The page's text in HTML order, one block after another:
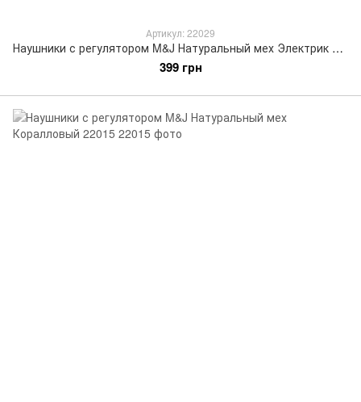
Артикул: 22029
Наушники с регулятором M&J Натуральный мех Электрик меланж 22029
399 грн